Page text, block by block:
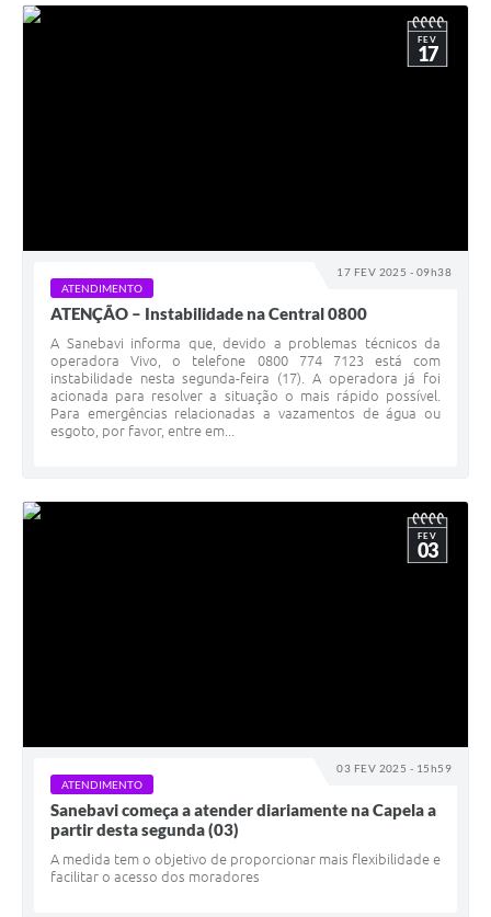
17 FEV 2025 - 09h38
FEV
17
ATENDIMENTO
ATENÇÃO – Instabilidade na Central 0800
A Sanebavi informa que, devido a problemas técnicos da
operadora Vivo, o telefone 0800 774 7123 está com
instabilidade nesta segunda-feira (17). A operadora já foi
acionada para resolver a situação o mais rápido possível.
Para emergências relacionadas a vazamentos de água ou
esgoto, por favor, entre em...
03 FEV 2025 - 15h59
FEV
03
ATENDIMENTO
Sanebavi começa a atender diariamente na Capela a
partir desta segunda (03)
A medida tem o objetivo de proporcionar mais flexibilidade e
facilitar o acesso dos moradores